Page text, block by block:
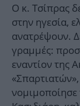
Ο κ. Τσίπρας
στην ηγεσία,
ανατρέψουν.
γραμμές:
εναντίον της
νομιμοποίησε